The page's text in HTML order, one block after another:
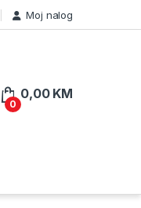
Moj nalog
0
0,00 KM